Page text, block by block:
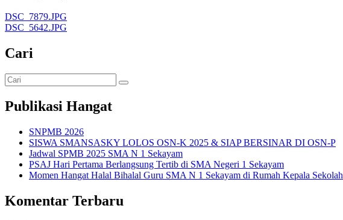
DSC_7879.JPG
DSC_5642.JPG
Cari
Publikasi Hangat
SNPMB 2026
SISWA SMANSASKY LOLOS OSN-K 2025 & SIAP BERSINAR DI OSN-P
Jadwal SPMB 2025 SMA N 1 Sekayam
PSAJ Hari Pertama Berlangsung Tertib di SMA Negeri 1 Sekayam
Momen Hangat Halal Bihalal Guru SMA N 1 Sekayam di Rumah Kepala Sekolah
Komentar Terbaru